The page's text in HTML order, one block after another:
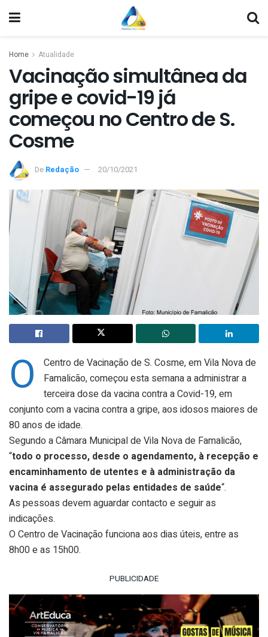
Home Atualidade
Vacinação simultânea da
gripe e covid-19 já
começou no Centro de S.
Cosme
De Redação 20/10/2021
O
Centro de Vacinação de S. Cosme, em Vila Nova de
Famalicão, começou esta semana a administrar a
terceira dose da vacina contra a Covid-19, em
conjunto com a vacina contra a gripe, aos idosos maiores de
80 anos de idade.
Segundo a Câmara Municipal de Vila Nova de Famalicão,
“todo o processo, desde o agendamento, à recepção e
encaminhamento de utentes e à administração da
vacina é assegurado pelas entidades de saúde“.
As pessoas devem aguardar contacto e seguir as
indicações.
O Centro de Vacinação funciona aos dias úteis, entre as
8h00 e as 15h00.
PUBLICIDADE